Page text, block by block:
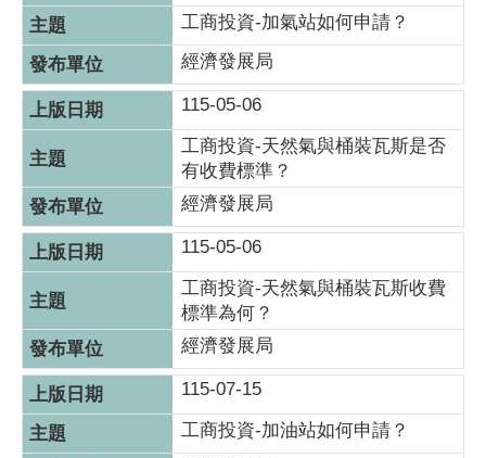
工商投資-加氣站如何申請？
經濟發展局
115-05-06
工商投資-天然氣與桶裝瓦斯是否
有收費標準？
經濟發展局
115-05-06
工商投資-天然氣與桶裝瓦斯收費
標準為何？
經濟發展局
115-07-15
工商投資-加油站如何申請？